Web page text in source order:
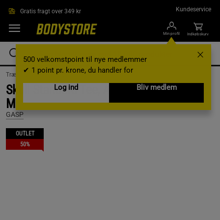
Gratis fragt over 349 kr Kundeservice
Min profil
500 velkomstpoint til nye medlemmer
✔ 1 point pr. krone, du handler for
Log ind
Bliv medlem
Indkøbskurv
Træningstøj /Træningstøj til mænd /T-shirts
Skull Standard Tee, Army Green Melange,
M
GASP
OUTLET
50%